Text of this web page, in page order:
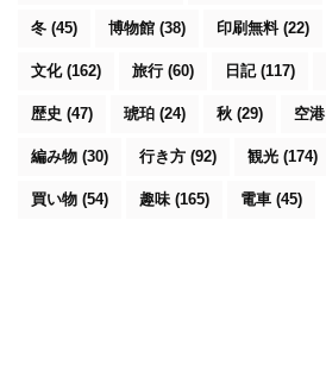
冬 (45) 博物館 (38) 印刷無料(22)
文化(162) 旅行 (60) 日記(117)
歴史 (47) 琥珀 (24) 秋 (29) 空港
編み物 (30) 行き方 (92) 観光 (174)
買い物 (54) 趣味(165) 電車 (45)